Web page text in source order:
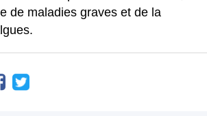
de maladies graves et de la